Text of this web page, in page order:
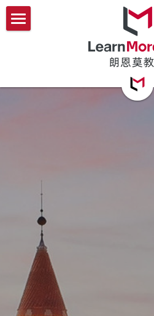
联系我们
商品分类
文书集训营